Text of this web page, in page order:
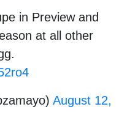
in Preview and
at all other
August 12,